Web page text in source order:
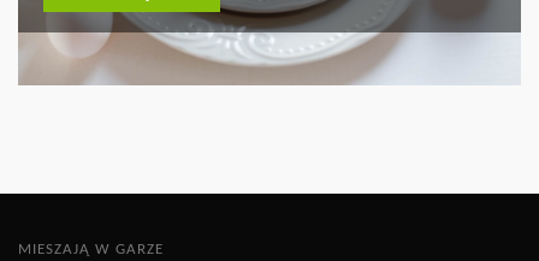
PYSZNYCH DAŃ
CZYTAJ WIĘCEJ
MIESZAJĄ W GARZE